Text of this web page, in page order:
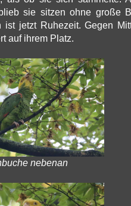
sie sitzen ohne große
ist jetzt Ruhezeit. Gegen
auf ihrem Platz.
nebenan